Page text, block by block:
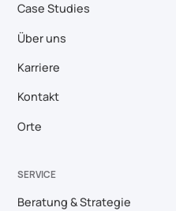
Case Studies
Über uns
Karriere
Kontakt
Orte
SERVICE
Beratung & Strategie